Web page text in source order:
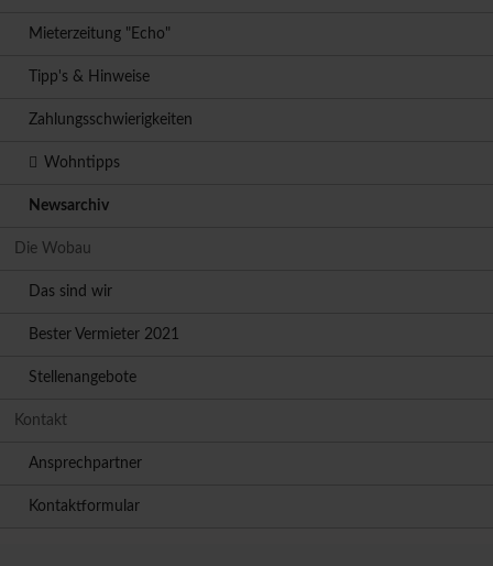
Mieterzeitung "Echo"
Tipp's & Hinweise
Zahlungsschwierigkeiten
Wohntipps
Newsarchiv
Die Wobau
Das sind wir
Bester Vermieter 2021
Stellenangebote
Kontakt
Ansprechpartner
Kontaktformular